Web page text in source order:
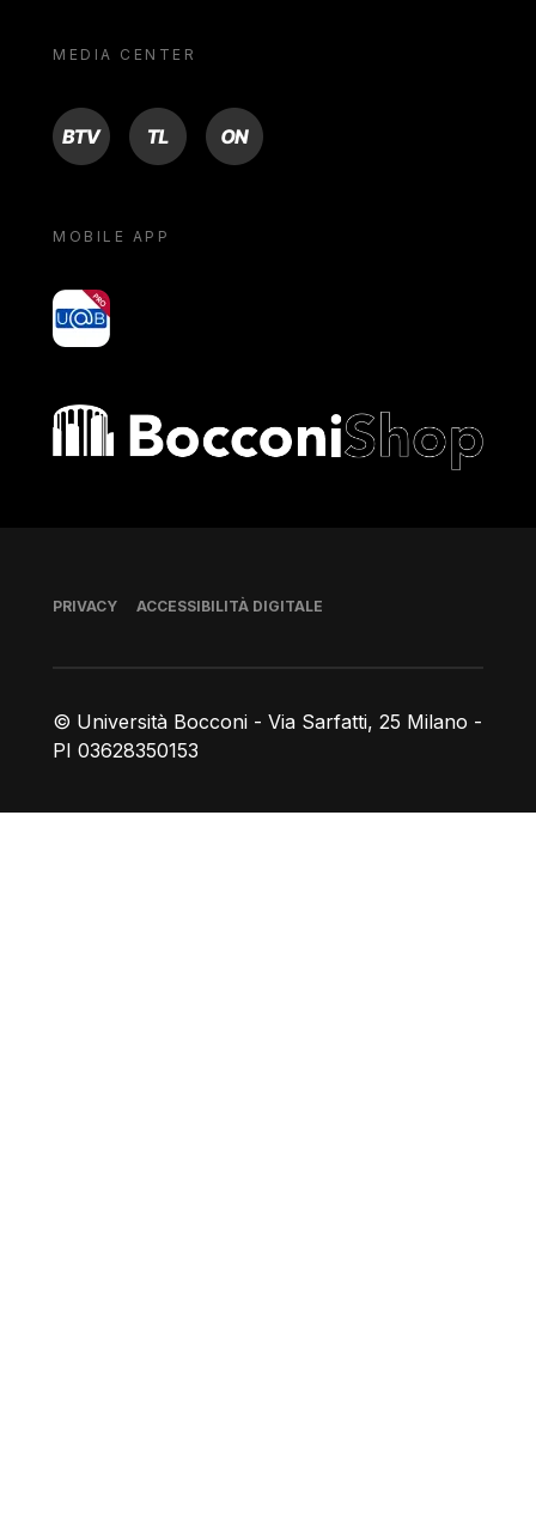
MEDIA CENTER
BTV TL ON
MOBILE APP
yoU@B
Bocconi shop
© Università Bocconi - Via Sarfatti, 25 Milano -
PI 03628350153
Piè di pagina
PRIVACY ACCESSIBILITÀ DIGITALE